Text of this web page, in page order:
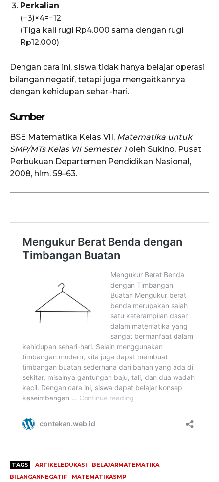
Perkalian
(−3)×4=−12
(Tiga kali rugi Rp4.000 sama dengan rugi
Rp12.000)
Dengan cara ini, siswa tidak hanya belajar operasi
bilangan negatif, tetapi juga mengaitkannya
dengan kehidupan sehari-hari.
Sumber
BSE Matematika Kelas VII, Matematika untuk
SMP/MTs Kelas VII Semester 1oleh Sukino, Pusat
Perbukuan Departemen Pendidikan Nasional,
2008, hlm. 59–63.
TAGS ARTIKELEDUKASI
BELAJARMATEMATIKA
BILANGANNEGATIF
MATEMATIKASMP